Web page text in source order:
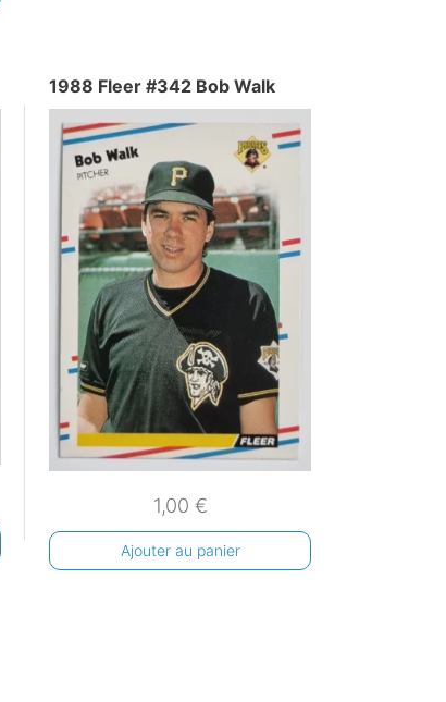
1988 Fleer #342 Bob Walk
1,00 €
Ajouter au panier